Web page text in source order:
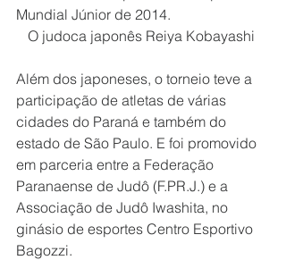
Mundial Júnior de 2014.
O judoca japonês Reiya Kobayashi
Além dos japoneses, o torneio teve a
participação de atletas de várias
cidades do Paraná e também do
estado de São Paulo. E foi promovido
em parceria entre a Federação
Paranaense de Judô (F.PR.J.) e a
Associação de Judô Iwashita, no
ginásio de esportes Centro Esportivo
Bagozzi.